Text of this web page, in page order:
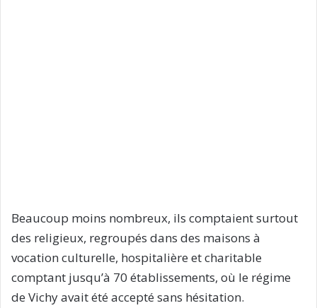
Beaucoup moins nombreux, ils comptaient surtout
des religieux, regroupés dans des maisons à
vocation culturelle, hospitalière et charitable
comptant jusqu’à 70 établissements, où le régime
de Vichy avait été accepté sans hésitation.